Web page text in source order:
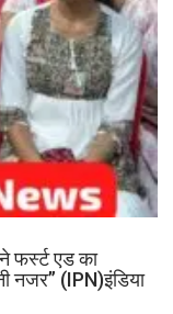
फर्स्ट एड का
नजर” (IPN)इंडिया